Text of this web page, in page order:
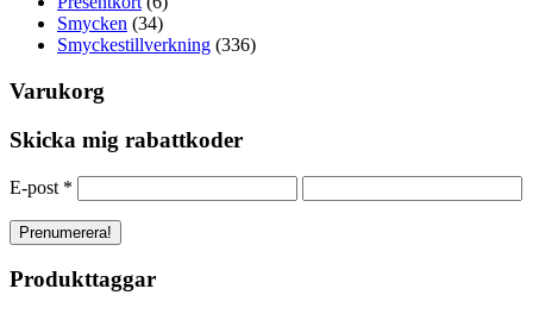
Smycken (34)
Smyckestillverkning (336)
Varukorg
Skicka mig rabattkoder
E-post *
Produkttaggar